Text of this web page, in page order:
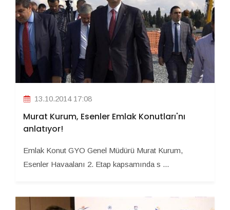
13.10.2014 17:08
Murat Kurum, Esenler Emlak Konutları'nı
anlatıyor!
Emlak Konut GYO Genel Müdürü Murat Kurum,
Esenler Havaalanı 2. Etap kapsamında s ...